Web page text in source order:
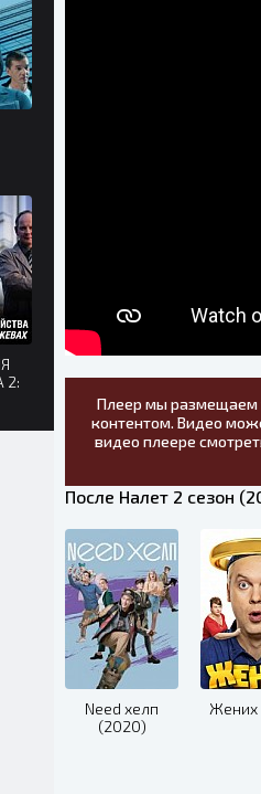
Плеер мы размещаем
контентом. Видео
видео плеере
После Налет 2 сезон
Need хелп
(2020)
Жених
2: